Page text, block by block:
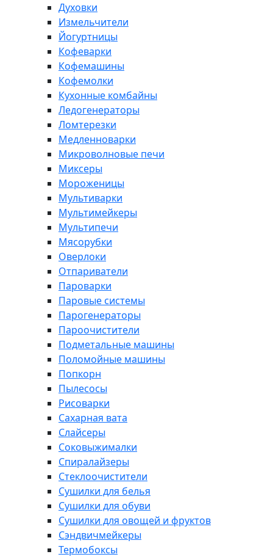
Духовки
Измельчители
Йогуртницы
Кофеварки
Кофемашины
Кофемолки
Кухонные комбайны
Ледогенераторы
Ломтерезки
Медленноварки
Микроволновые печи
Миксеры
Мороженицы
Мультиварки
Мультимейкеры
Мультипечи
Мясорубки
Оверлоки
Отпариватели
Пароварки
Паровые системы
Парогенераторы
Пароочистители
Подметальные машины
Поломойные машины
Попкорн
Пылесосы
Рисоварки
Сахарная вата
Слайсеры
Соковыжималки
Спиралайзеры
Стеклоочистители
Сушилки для белья
Сушилки для обуви
Сушилки для овощей и фруктов
Сэндвичмейкеры
Термобоксы